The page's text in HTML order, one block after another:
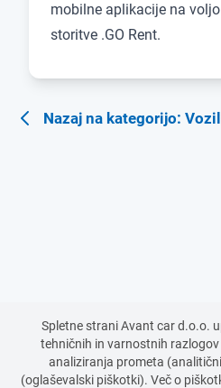
mobilne aplikacije na
storitve .GO Rent.
Nazaj na kategorijo:
Spletne strani Avant car d.o.o.
tehničnih in varnostnih
analiziranja prometa
(oglaševalski piškotki). Več o